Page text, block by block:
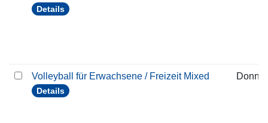
Details
Volleyball für Erwachsene / Freizeit Mixed
Details